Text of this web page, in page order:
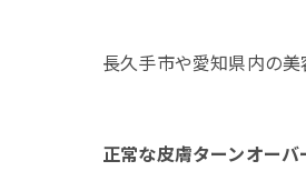
長久手市や愛知県内の
正常な皮膚ターンオー